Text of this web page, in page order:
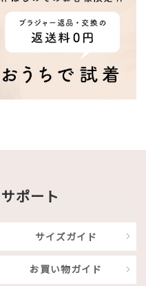
ポート
サイズガイド
お買い物ガイド